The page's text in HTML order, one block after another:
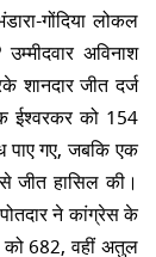
गोंदिया लोकल
अविनाश
शानदार जीत दर्ज
ईश्वरकर को 154
गए, जबकि एक
जीत हासिल की।
ने कांग्रेस के
को 682, वहीं अतुल